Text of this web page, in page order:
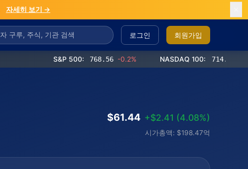
자세히 보기 →
로그인 회원가입
S&P 500: 768.56 -0.2% NASDAQ 100: 714.65 -0.4%
$61.44 +$2.41 (4.08%)
시가총액: $198.47억